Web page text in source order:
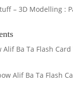
– 3D Modelling :
Alif Ba Ta Flash
Alif Ba Ta Flash